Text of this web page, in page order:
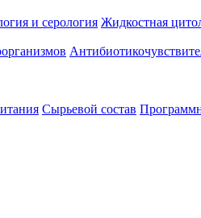
и серология Жидкостная
Сырьевой состав